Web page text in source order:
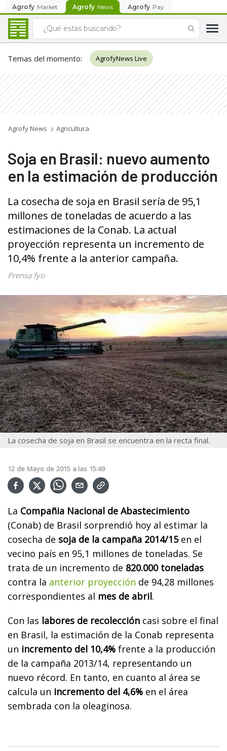
Agrofy Market Agrofy News Agrofy Pay
Temas del momento: AgrofyNews Live
Agrofy News Agricultura
Soja en Brasil: nuevo aumento
en la estimación de producción
La cosecha de soja en Brasil sería de 95,1
millones de toneladas de acuerdo a las
estimaciones de la Conab. La actual
proyección representa un incremento de
10,4% frente a la anterior campaña.
Prensa fyo
La cosecha de soja en Brasil se encuentra en la recta final.
12 de Mayo de 2015 a las 15:49
La Compañia Nacional de Abastecimiento
(Conab) de Brasil sorprendió hoy al estimar la
cosecha de soja de la campaña 2014/15en el
vecino país en 95,1 millones de toneladas. Se
trata de un incremento de 820.000 toneladas
contra la anterior proyección de 94,28 millones
correspondientes al mes de abril.
Con las labores de recolección casi sobre el final
en Brasil, la estimación de la Conab representa
un incremento del 10,4% frente a la producción
de la campaña 2013/14, representando un
nuevo récord. En tanto, en cuanto al área se
calcula un incremento del 4,6% en el área
sembrada con la oleaginosa.